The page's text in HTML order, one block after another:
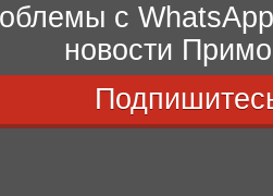
с
новости